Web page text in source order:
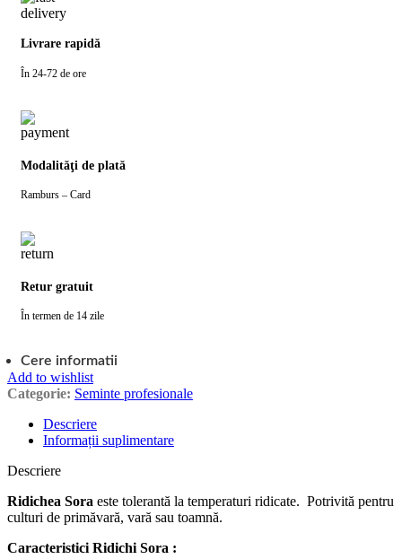
Livrare rapidă
În 24-72 de ore
Modalităţi de plată
Ramburs – Card
Retur gratuit
În termen de 14 zile
Cere informatii
Add to wishlist
Categorie: Seminte profesionale
Descriere
Informații suplimentare
Descriere
Ridichea Sora este tolerantă la temperaturi ridicate. Potrivită pentru
culturi de primăvară, vară sau toamnă.
Caracteristici Ridichi Sora :